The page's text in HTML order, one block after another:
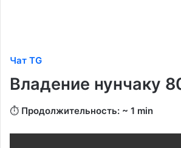
Чат TG
Владение нунчаку
⏱️ Продолжительность: ~ 1 min